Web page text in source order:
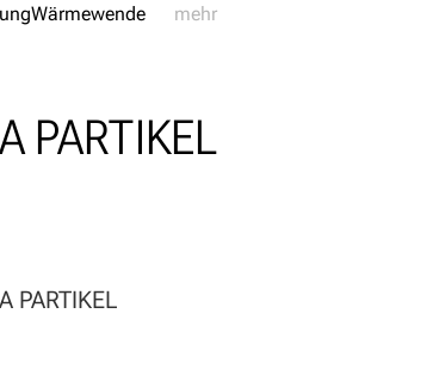
Wärmewende mehr
PARTIKEL
PARTIKEL